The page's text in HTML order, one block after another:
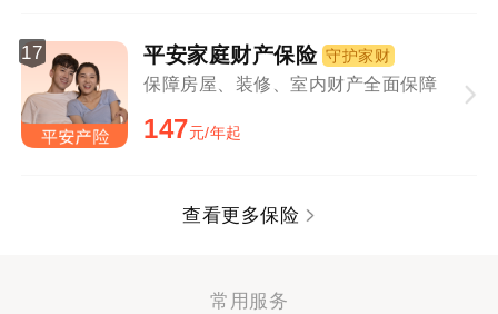
17 平安家庭财产保险 守护家财
保障房屋、装修、室内财产全面保障
147元/年起
查看更多保险
常用服务